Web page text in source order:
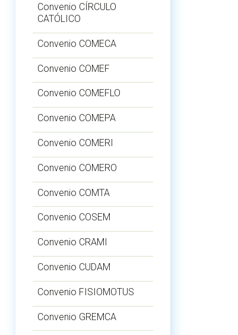
Convenio CÍRCULO
CATÓLICO
Convenio COMECA
Convenio COMEF
Convenio COMEFLO
Convenio COMEPA
Convenio COMERI
Convenio COMERO
Convenio COMTA
Convenio COSEM
Convenio CRAMI
Convenio CUDAM
Convenio FISIOMOTUS
Convenio GREMCA